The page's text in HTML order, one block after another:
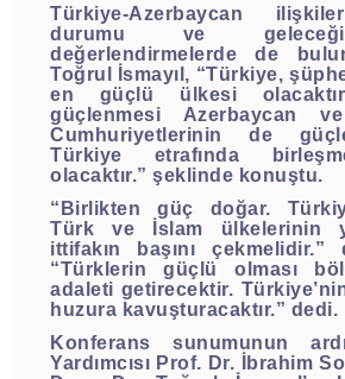
Türkiye-Azerbaycan
durumu ve
değerlendirmelerde de
Toğrul İsmayıl, “Türkiye,
en güçlü ülkesi
güçlenmesi Azerbaycan
Cumhuriyetlerinin de
Türkiye etrafında
olacaktır.” şeklinde konuştu.
“Birlikten güç doğar.
Türk ve İslam ülkelerinin
ittifakın başını çekmelidir.”
“Türklerin güçlü olması
adaleti getirecektir.
huzura kavuşturacaktır.” dedi.
Konferans sunumunun
Yardımcısı Prof. Dr. İbrahim